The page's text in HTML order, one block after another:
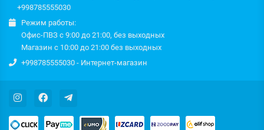
+998785555030
Режим работы:
Офис-ПВЗ с 9:00 до 21:00, без выходных
Магазин с 10:00 до 21:00 без выходных
+998785555030 - Интернет-магазин